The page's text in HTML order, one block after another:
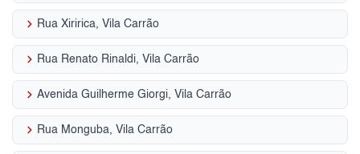
keyboard_arrow_right Rua Xiririca, Vila Carrão
keyboard_arrow_right Rua Renato Rinaldi, Vila Carrão
keyboard_arrow_right Avenida Guilherme Giorgi, Vila Carrão
keyboard_arrow_right Rua Monguba, Vila Carrão